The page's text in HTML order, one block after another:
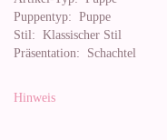
Puppentyp: Puppe
Stil: Klassischer Stil
Präsentation: Schachtel
Hinweis